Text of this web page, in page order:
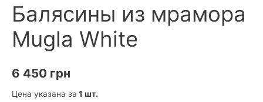
Балясины из мрамора
Mugla White
6 450 грн
Цена указана за 1 шт.